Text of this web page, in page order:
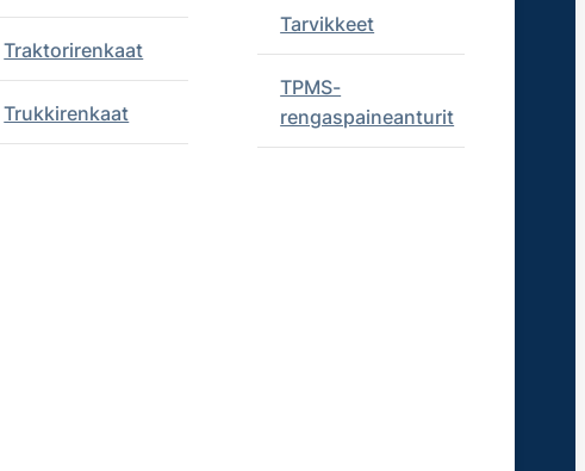
Traktorirenkaat
Trukkirenkaat
Tarvikkeet
TPMS-
rengaspaineanturit